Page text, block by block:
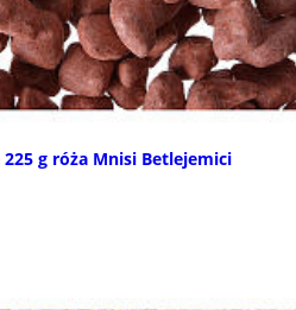
g róża Mnisi Betlejemici